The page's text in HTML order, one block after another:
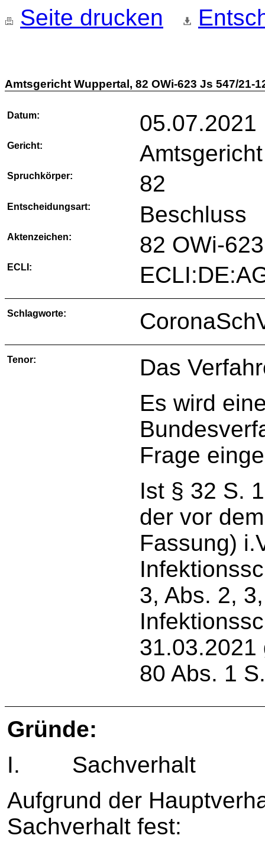
Seite drucken
Amtsgericht Wuppertal, 82 OWi-623 Js 547/21-
Datum: 05.07.2021
Gericht:
Spruchkörper: 82
Entscheidungsart: Beschluss
Aktenzeichen: 82 OWi-
ECLI:
Schlagworte:
Tenor:
Das
Es wird
Frage
Ist § 32 S.
der vor
Fassung)
3, Abs. 2,
31.03.2021
80 Abs. 1
Gründe:
I. Sachverhalt
Aufgrund der
Sachverhalt fest: